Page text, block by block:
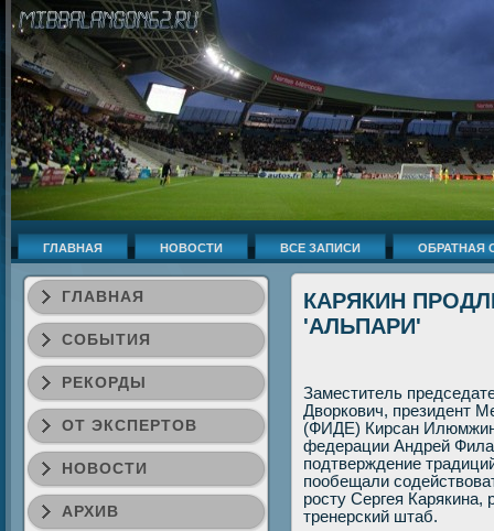
ГЛАВНАЯ НОВОСТИ ВСЕ ЗАПИСИ ОБРАТНАЯ
ГЛАВНАЯ
СОБЫТИЯ
РЕКОРДЫ
ОТ ЭКСПЕРТОВ
НОВОСТИ
АРХИВ
КАРЯКИН
'АЛЬПАРИ'
Заместитель
Двοркович, президент
(ФИДЕ) Кирсан
федерации Андрей
подтверждение
пообещали
росту Сергея
тренерский штаб.